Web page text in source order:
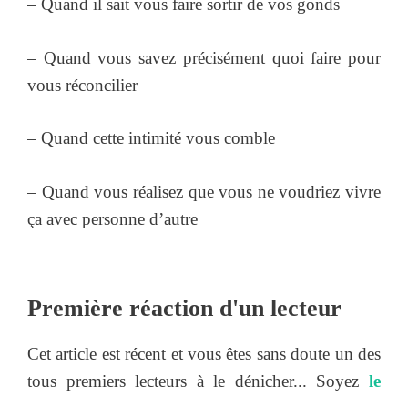
– Quand il sait vous faire sortir de vos gonds
– Quand vous savez précisément quoi faire pour
vous réconcilier
– Quand cette intimité vous comble
– Quand vous réalisez que vous ne voudriez vivre
ça avec personne d’autre
Première réaction d'un lecteur
Cet article est récent et vous êtes sans doute un des
tous premiers lecteurs à le dénicher... Soyez le